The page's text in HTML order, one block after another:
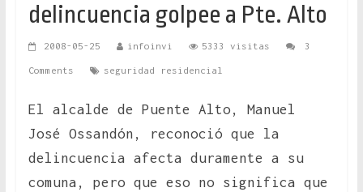
delincuencia golpee a Pte. Alto
2008-05-25 infoinvi 5333 visitas 3
Comments seguridad residencial
El alcalde de Puente Alto, Manuel
José Ossandón, reconoció que la
delincuencia afecta duramente a su
comuna, pero que eso no significa que